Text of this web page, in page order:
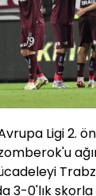
Ligi 2.
3-0'lık skorla